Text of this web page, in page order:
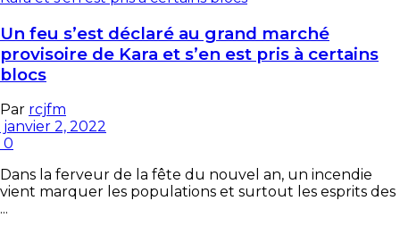
Un feu s’est déclaré au grand marché
provisoire de Kara et s’en est pris à certains
blocs
Par rcjfm
janvier 2, 2022
0
Dans la ferveur de la fête du nouvel an, un incendie
vient marquer les populations et surtout les esprits des
...